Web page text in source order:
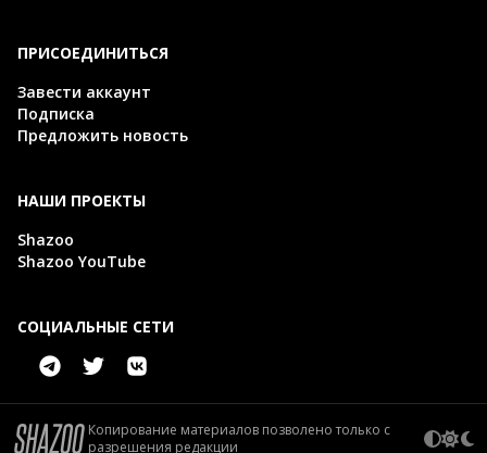
ПРИСОЕДИНИТЬСЯ
Завести аккаунт
Подписка
Предложить новость
НАШИ ПРОЕКТЫ
Shazoo
Shazoo YouTube
СОЦИАЛЬНЫЕ СЕТИ
Копирование материалов позволено только с
разрешения редакции